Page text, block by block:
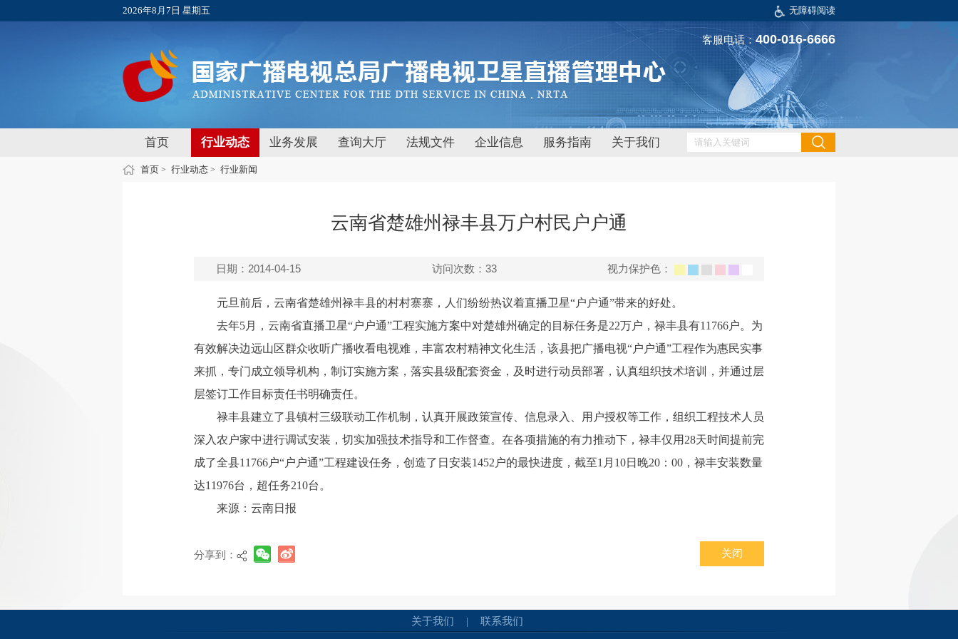
2026年8月7日 星期五 无障碍阅读
客服电话：400-016-6666
首页 行业动态 业务发展 查询大厅 法规文件 企业信息 服务指南 关于我们
首页 > 行业动态 > 行业新闻
云南省楚雄州禄丰县万户村民户户通
日期：2014-04-15 访问次数： 33 视力保护色：
元旦前后，云南省楚雄州禄丰县的村村寨寨，人们纷纷热议着直播卫星“户户通”带来的好处。
去年5月，云南省直播卫星“户户通”工程实施方案中对楚雄州确定的目标任务是22万户，禄丰县有11766户。为
有效解决边远山区群众收听广播收看电视难，丰富农村精神文化生活，该县把广播电视“户户通”工程作为惠民实事
来抓，专门成立领导机构，制订实施方案，落实县级配套资金，及时进行动员部署，认真组织技术培训，并通过层
层签订工作目标责任书明确责任。
禄丰县建立了县镇村三级联动工作机制，认真开展政策宣传、信息录入、用户授权等工作，组织工程技术人员
深入农户家中进行调试安装，切实加强技术指导和工作督查。在各项措施的有力推动下，禄丰仅用28天时间提前完
成了全县11766户“户户通”工程建设任务，创造了日安装1452户的最快进度，截至1月10日晚20：00，禄丰安装数量
达11976台，超任务210台。
来源：云南日报
分享到： 关闭
关于我们 | 联系我们